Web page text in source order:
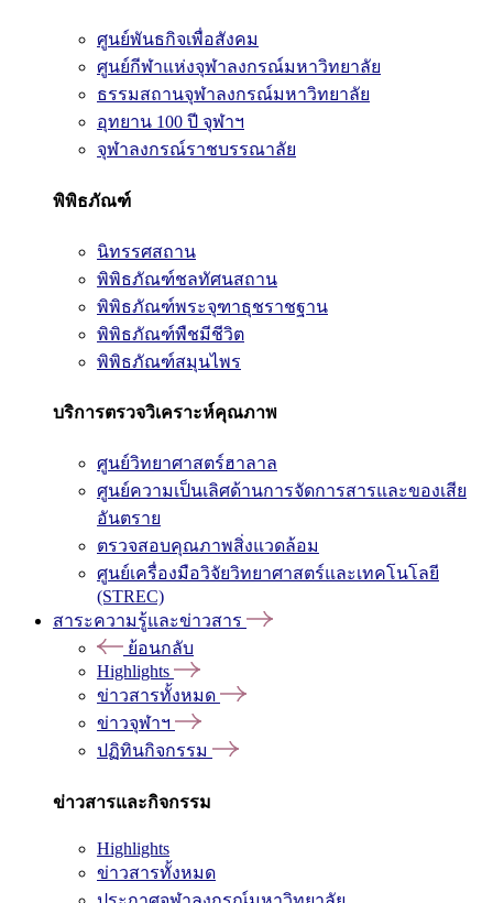
ศูนย์พันธกิจเพื่อสังคม
ศูนย์กีฬาแห่งจุฬาลงกรณ์มหาวิทยาลัย
ธรรมสถานจุฬาลงกรณ์มหาวิทยาลัย
อุทยาน 100 ปี จุฬาฯ
จุฬาลงกรณ์ราชบรรณาลัย
พิพิธภัณฑ์
นิทรรศสถาน
พิพิธภัณฑ์ชลทัศนสถาน
พิพิธภัณฑ์พระจุฑาธุชราชฐาน
พิพิธภัณฑ์พืชมีชีวิต
พิพิธภัณฑ์สมุนไพร
บริการตรวจวิเคราะห์คุณภาพ
ศูนย์วิทยาศาสตร์ฮาลาล
ศูนย์ความเป็นเลิศด้านการจัดการสารและของเสีย
อันตราย
ตรวจสอบคุณภาพสิ่งแวดล้อม
ศูนย์เครื่องมือวิจัยวิทยาศาสตร์และเทคโนโลยี
(STREC)
สาระความรู้และข่าวสาร
ย้อนกลับ
Highlights
ข่าวสารทั้งหมด
ข่าวจุฬาฯ
ปฏิทินกิจกรรม
ข่าวสารและกิจกรรม
Highlights
ข่าวสารทั้งหมด